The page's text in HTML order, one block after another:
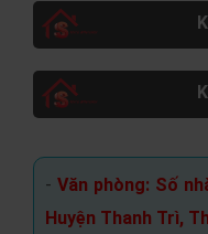
- Văn phòng: Số
Huyện Thanh Trì,